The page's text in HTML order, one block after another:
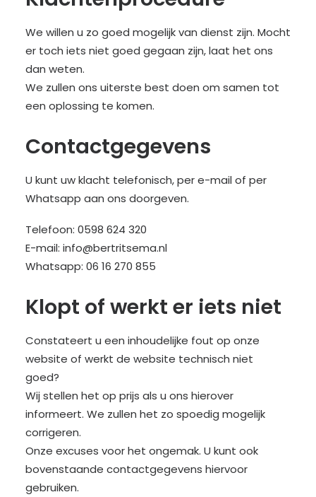
We willen u zo goed mogelijk van dienst zijn. Mocht
er toch iets niet goed gegaan zijn, laat het ons
dan weten.
We zullen ons uiterste best doen om samen tot
een oplossing te komen.
Contactgegevens
U kunt uw klacht telefonisch, per e-mail of per
Whatsapp aan ons doorgeven.
Telefoon: 0598 624 320
E-mail: info@bertritsema.nl
Whatsapp: 06 16 270 855
Klopt of werkt er iets niet
Constateert u een inhoudelijke fout op onze
website of werkt de website technisch niet
goed?
Wij stellen het op prijs als u ons hierover
informeert. We zullen het zo spoedig mogelijk
corrigeren.
Onze excuses voor het ongemak. U kunt ook
bovenstaande contactgegevens hiervoor
gebruiken.